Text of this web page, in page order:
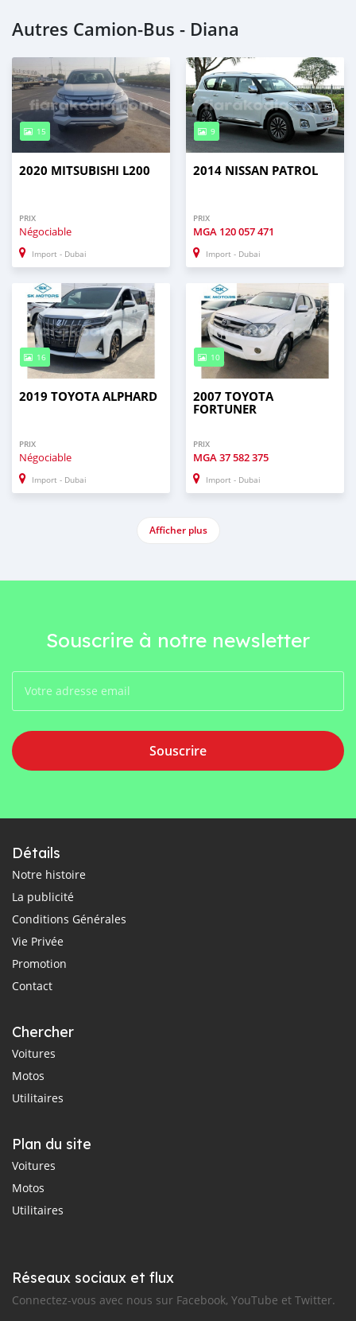
Autres Camion‒Bus - Diana
15
2020 MITSUBISHI L200
PRIX
Négociable
Import - Dubai
9
2014 NISSAN PATROL
PRIX
MGA 120 057 471
Import - Dubai
16
2019 TOYOTA ALPHARD
PRIX
Négociable
Import - Dubai
10
2007 TOYOTA
FORTUNER
PRIX
MGA37 582 375
Import - Dubai
Afficher plus
Souscrire à notre newsletter
Souscrire
Détails
Notre histoire
La publicité
Conditions Générales
Vie Privée
Promotion
Contact
Chercher
Voitures
Motos
Utilitaires
Plan du site
Voitures
Motos
Utilitaires
Réseaux sociaux et flux
Connectez-vous avec nous sur Facebook, YouTube et Twitter.